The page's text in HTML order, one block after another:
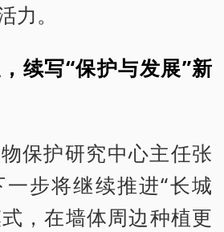
力。
续写“保护与发展”新
保护研究中心主任张
步将继续推进“长城
，在墙体周边种植更